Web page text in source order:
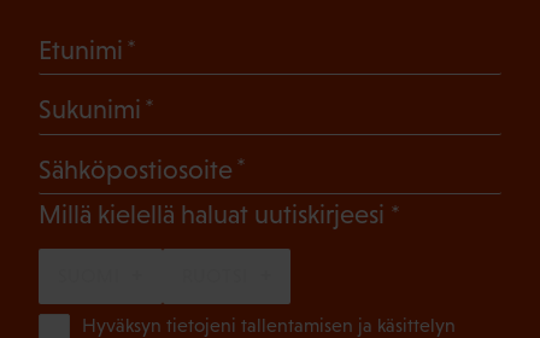
Etunimi
Sukunimi
Sähköpostiosoite
Millä kielellä haluat uutiskirjeesi (Pakollinen)
Hyväksyn tietojeni tallentamisen ja käsittelyn